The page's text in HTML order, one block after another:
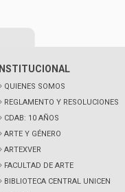
INSTITUCIONAL
QUIENES SOMOS
REGLAMENTO Y RESOLUCIONES
CDAB: 10 AÑOS
ARTE Y GÉNERO
ARTEXVER
FACULTAD DE ARTE
BIBLIOTECA CENTRAL UNICEN